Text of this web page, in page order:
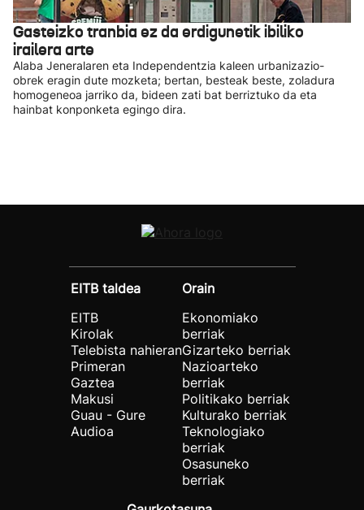
Gasteizko tranbia ez da erdigunetik ibiliko
irailera arte
Alaba Jeneralaren eta Independentzia kaleen urbanizazio-
obrek eragin dute mozketa; bertan, besteak beste, zoladura
homogeneoa jarriko da, bideen zati bat berriztuko da eta
hainbat konponketa egingo dira.
EITB taldea
EITB
Kirolak
Telebista nahieran
Primeran
Gaztea
Makusi
Guau - Gure
Audioa
Orain
Ekonomiako
berriak
Gizarteko berriak
Nazioarteko
berriak
Politikako berriak
Kulturako berriak
Teknologiako
berriak
Osasuneko
berriak